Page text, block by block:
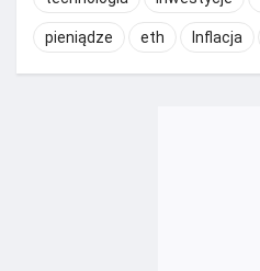
pieniądze eth Inflacja